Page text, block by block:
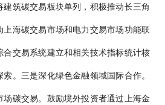
筑碳交易板块单列，积极推动长三角
海碳交易市场和电力交易市场功能联
交易系统建立和相关技术指标统计核
。三是深化绿色金融领域国际合作。
碳交易。鼓励境外投资者通过上海金